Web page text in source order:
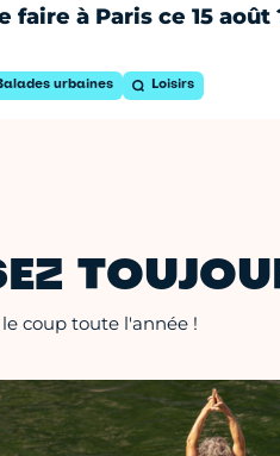
faire à Paris ce 15 août
urbaines Loisirs
coup toute l'année !